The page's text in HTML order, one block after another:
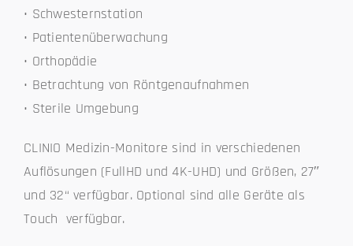
• Schwesternstation
• Patientenüberwachung
• Orthopädie
• Betrachtung von Röntgenaufnahmen
• Sterile Umgebung
CLINIO Medizin-Monitore sind in verschiedenen
Auflösungen (FullHD und 4K-UHD) und Größen, 27″
und 32“ verfügbar. Optional sind alle Geräte als
Touch verfügbar.